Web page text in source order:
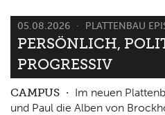
05.08.2026 PLATTENBAU
PERSÖNLICH,
PROGRESSIV
CAMPUS
Im neuen
und Paul die Alben von